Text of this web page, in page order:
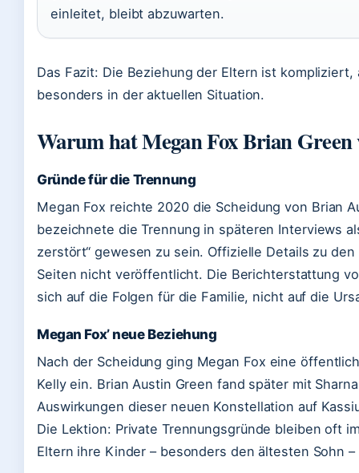
einleitet, bleibt abzuwarten.
Das Fazit: Die Beziehung der Eltern ist
besonders in der aktuellen Situation.
Warum hat Megan Fox Brian Green
Gründe für die Trennung
Megan Fox reichte 2020 die Scheidung von Brian
bezeichnete die Trennung in späteren Interviews
zerstört“ gewesen zu sein. Offizielle Details zu
Seiten nicht veröffentlicht. Die Berichterstattung
sich auf die Folgen für die Familie, nicht auf die
Megan Fox’ neue Beziehung
Nach der Scheidung ging Megan Fox eine
Kelly ein. Brian Austin Green fand später mit
Auswirkungen dieser neuen Konstellation auf
Die Lektion: Private Trennungsgründe bleiben oft
Eltern ihre Kinder – besonders den ältesten Sohn